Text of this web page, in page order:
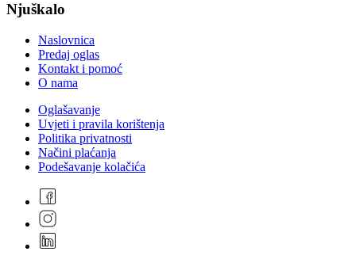
Njuškalo
Naslovnica
Predaj oglas
Kontakt i pomoć
O nama
Oglašavanje
Uvjeti i pravila korištenja
Politika privatnosti
Načini plaćanja
Podešavanje kolačića